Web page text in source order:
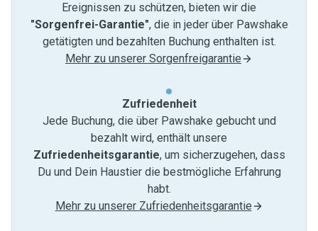
Ereignissen zu schützen, bieten wir die
"Sorgenfrei-Garantie", die in jeder über Pawshake
getätigten und bezahlten Buchung enthalten ist.
Mehr zu unserer Sorgenfreigarantie
Zufriedenheit
Jede Buchung, die über Pawshake gebucht und
bezahlt wird, enthält unsere
Zufriedenheitsgarantie, um sicherzugehen, dass
Du und Dein Haustier die bestmögliche Erfahrung
habt.
Mehr zu unserer Zufriedenheitsgarantie